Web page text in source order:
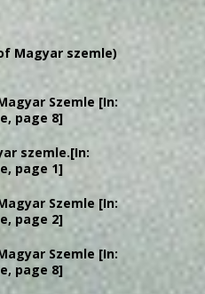
Magyar szemle)
Szemle [In:
page 8]
szemle.[In:
page 1]
Szemle [In:
page 2]
Szemle [In:
page 8]